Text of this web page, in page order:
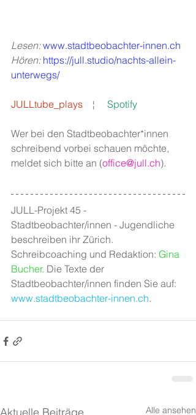
Lesen: www.stadtbeobachter-innen.ch
Hören: https://jull.studio/nachts-allein-
unterwegs/
JULLtube_plays
   ¦
Spotify
Wer bei den Stadtbeobachter*innen
schreibend vorbei schauen möchte,
meldet sich bitte an (office@jull.ch).
JULL-Projekt 45 -
Stadtbeobachter/innen - Jugendliche
beschreiben ihr Zürich.
Schreibcoaching und Redaktion: Gina
Bucher. Die Texte der
Stadtbeobachter/innen finden Sie auf:
www.stadtbeobachter-innen.ch.
Alle ansehen